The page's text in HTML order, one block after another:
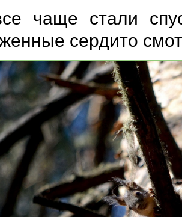
чаще стали
сердито